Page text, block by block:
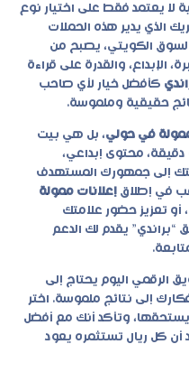
لا يعتمد فقط على اختيار نوع
الذي يدير هذه الحملات
السوق الكويتي، يصبح من
الإبداع، والقدرة على قراءة
كأفضل خيار لأي صاحب
حقيقية وملموسة.
في حولي، بل هي بيت
محتوى إبداعي،
إلى جمهورك المستهدف
في إطلاق إعلانات ممولة
أو تعزيز حضور علامتك
“براندي” يقدم لك الدعم
الرقمي اليوم يحتاج إلى
إلى نتائج ملموسة. اختر
يستحقها، وتأكد أنك مع أفضل
أن كل ريال تستثمره يعود